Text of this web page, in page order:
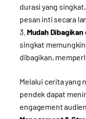
durasi yang
pesan inti secara
Mudah Dibagikan
singkat
dibagikan,
Melalui cerita yang
pendek dapat
engagement